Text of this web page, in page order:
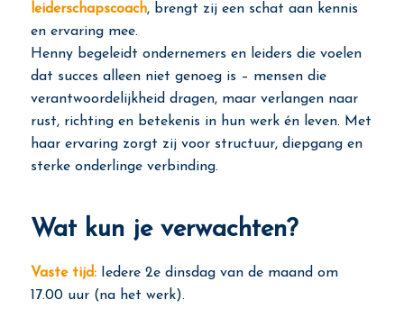
leiderschapscoach, brengt zij een schat aan kennis
en ervaring mee.
Henny begeleidt ondernemers en leiders die voelen
dat succes alleen niet genoeg is – mensen die
verantwoordelijkheid dragen, maar verlangen naar
rust, richting en betekenis in hun werk én leven. Met
haar ervaring zorgt zij voor structuur, diepgang en
sterke onderlinge verbinding.
Wat kun je verwachten?
Vaste tijd:Iedere 2e dinsdag van de maand om
17.00 uur (na het werk).